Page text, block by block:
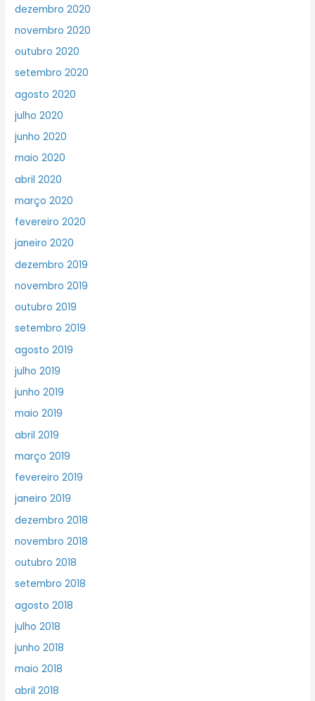
dezembro 2020
novembro 2020
outubro 2020
setembro 2020
agosto 2020
julho 2020
junho 2020
maio 2020
abril 2020
março 2020
fevereiro 2020
janeiro 2020
dezembro 2019
novembro 2019
outubro 2019
setembro 2019
agosto 2019
julho 2019
junho 2019
maio 2019
abril 2019
março 2019
fevereiro 2019
janeiro 2019
dezembro 2018
novembro 2018
outubro 2018
setembro 2018
agosto 2018
julho 2018
junho 2018
maio 2018
abril 2018